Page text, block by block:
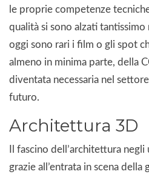
le proprie competenze
qualità si sono alzati
oggi sono rari i film o gli spot
almeno in minima parte, della
diventata necessaria nel
futuro.
Architettura 3D
Il fascino dell’architettura
grazie all’entrata in scena della